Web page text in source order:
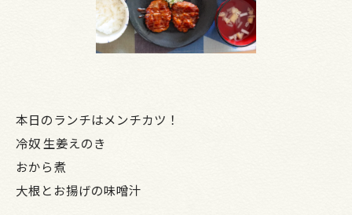
本日のランチはメンチカツ！
冷奴 生姜えのき
おから煮
大根とお揚げの味噌汁